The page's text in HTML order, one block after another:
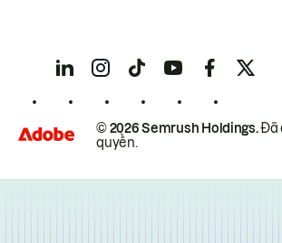
© 2026 Semrush Holdings.Đã
quyền.